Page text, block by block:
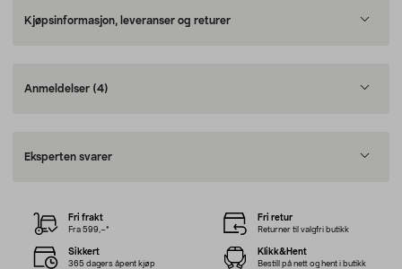
Kjøpsinformasjon, leveranser og returer
Anmeldelser (4)
Eksperten svarer
Fri frakt
Fra 599,–*
Fri retur
Returner til valgfri butikk
Sikkert
365 dagers åpent kjøp
Klikk&Hent
Bestill på nett og hent i butikk